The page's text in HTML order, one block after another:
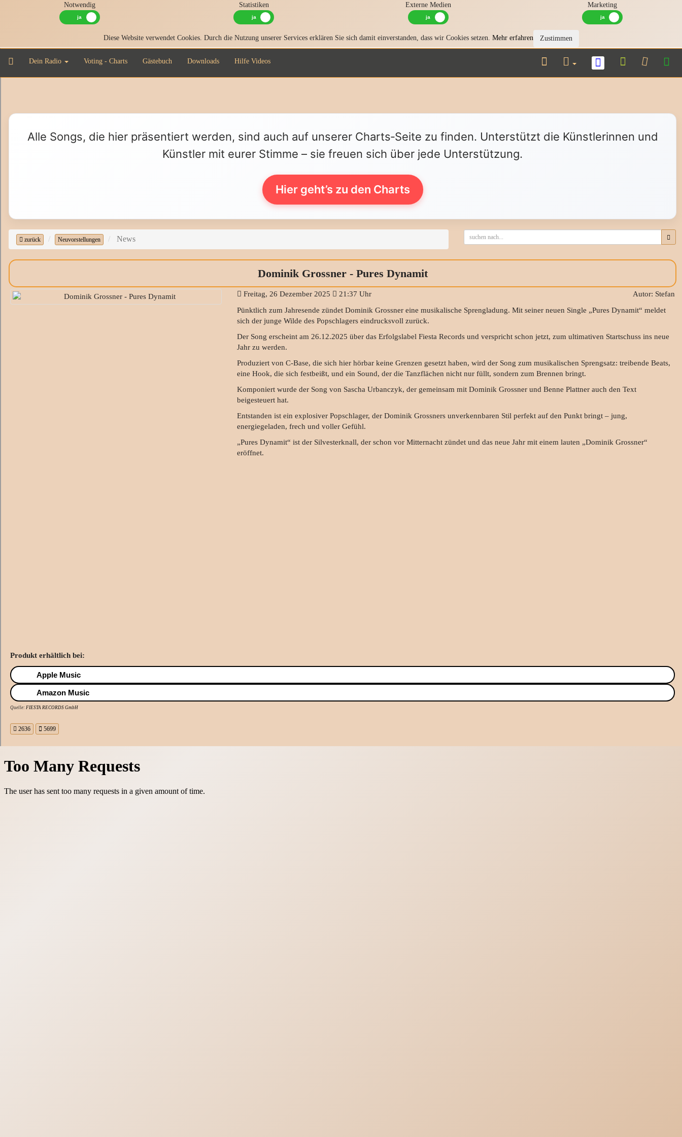
Notwendig Statistiken Externe Medien Marketing
Diese Website verwendet Cookies. Durch die Nutzung unserer Services erklären Sie sich damit einverstanden, dass wir Cookies setzen. Mehr erfahren Zustimmen
Dein Radio Voting - Charts Gästebuch Downloads Hilfe Videos
Alle Songs, die hier präsentiert werden, sind auch auf unserer Charts‑Seite zu finden. Unterstützt die Künstlerinnen und
Künstler mit eurer Stimme – sie freuen sich über jede Unterstützung.
Hier geht’s zu den Charts
zurück Neuvorstellungen News
Dominik Grossner - Pures Dynamit
Freitag, 26 Dezember 2025 21:37 Uhr
Autor: Stefan
Pünktlich zum Jahresende zündet Dominik Grossner eine musikalische Sprengladung. Mit seiner neuen Single „Pures Dynamit“ meldet
sich der junge Wilde des Popschlagers eindrucksvoll zurück.
Der Song erscheint am 26.12.2025 über das Erfolgslabel Fiesta Records und verspricht schon jetzt, zum ultimativen Startschuss ins neue
Jahr zu werden.
Produziert von C-Base, die sich hier hörbar keine Grenzen gesetzt haben, wird der Song zum musikalischen Sprengsatz: treibende Beats,
eine Hook, die sich festbeißt, und ein Sound, der die Tanzflächen nicht nur füllt, sondern zum Brennen bringt.
Komponiert wurde der Song von Sascha Urbanczyk, der gemeinsam mit Dominik Grossner und Benne Plattner auch den Text
beigesteuert hat.
Entstanden ist ein explosiver Popschlager, der Dominik Grossners unverkennbaren Stil perfekt auf den Punkt bringt – jung,
energiegeladen, frech und voller Gefühl.
„Pures Dynamit“ ist der Silvesterknall, der schon vor Mitternacht zündet und das neue Jahr mit einem lauten „Dominik Grossner“
eröffnet.
Produkt erhältlich bei:
Apple Music
Amazon Music
Quelle: FIESTA RECORDS GmbH
2636 5699